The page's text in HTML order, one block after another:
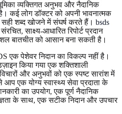
व्यक्तिगत अनुभव और नैदानिक
कई लोग डॉक्टर को अपनी भावनात्मक
शब्द खोजने में संघर्ष करते हैं। bsds
साक्ष्य-आधारित रिपोर्ट प्रदान
बातचीत को आसान बना सकती है।
एक पेशेवर निदान का विकल्प नहीं है।
किया गया एक शक्तिशाली
और अनुभवों को एक स्पष्ट सारांश में
एक योग्य स्वास्थ्य सेवा प्रदाता के
का उपयोग, एक पूर्ण नैदानिक
के साथ, एक सटीक निदान और उपचार